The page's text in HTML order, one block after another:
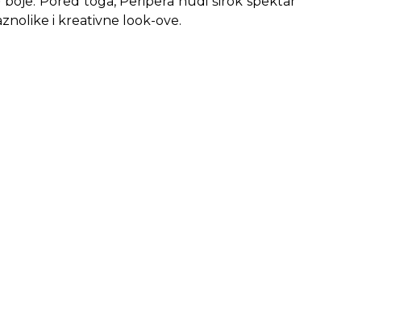
i kreativne look-ove.